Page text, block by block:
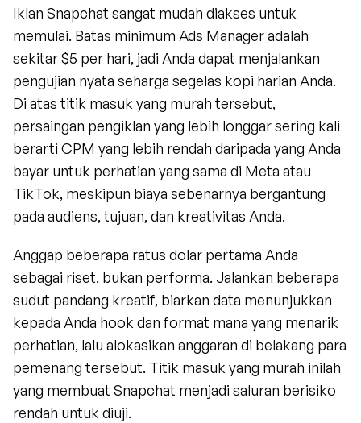
Iklan Snapchat sangat mudah diakses untuk
memulai. Batas minimum Ads Manager adalah
sekitar $5 per hari, jadi Anda dapat menjalankan
pengujian nyata seharga segelas kopi harian Anda.
Di atas titik masuk yang murah tersebut,
persaingan pengiklan yang lebih longgar sering kali
berarti CPM yang lebih rendah daripada yang Anda
bayar untuk perhatian yang sama di Meta atau
TikTok, meskipun biaya sebenarnya bergantung
pada audiens, tujuan, dan kreativitas Anda.
Anggap beberapa ratus dolar pertama Anda
sebagai riset, bukan performa. Jalankan beberapa
sudut pandang kreatif, biarkan data menunjukkan
kepada Anda hook dan format mana yang menarik
perhatian, lalu alokasikan anggaran di belakang para
pemenang tersebut. Titik masuk yang murah inilah
yang membuat Snapchat menjadi saluran berisiko
rendah untuk diuji.